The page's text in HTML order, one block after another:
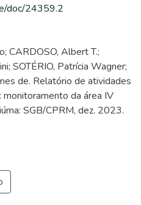
doc/24359.2
CARDOSO, Albert T.;
SOTÉRIO, Patrícia Wagner;
de. Relatório de atividades
da área IV
SGB/CPRM, dez. 2023.